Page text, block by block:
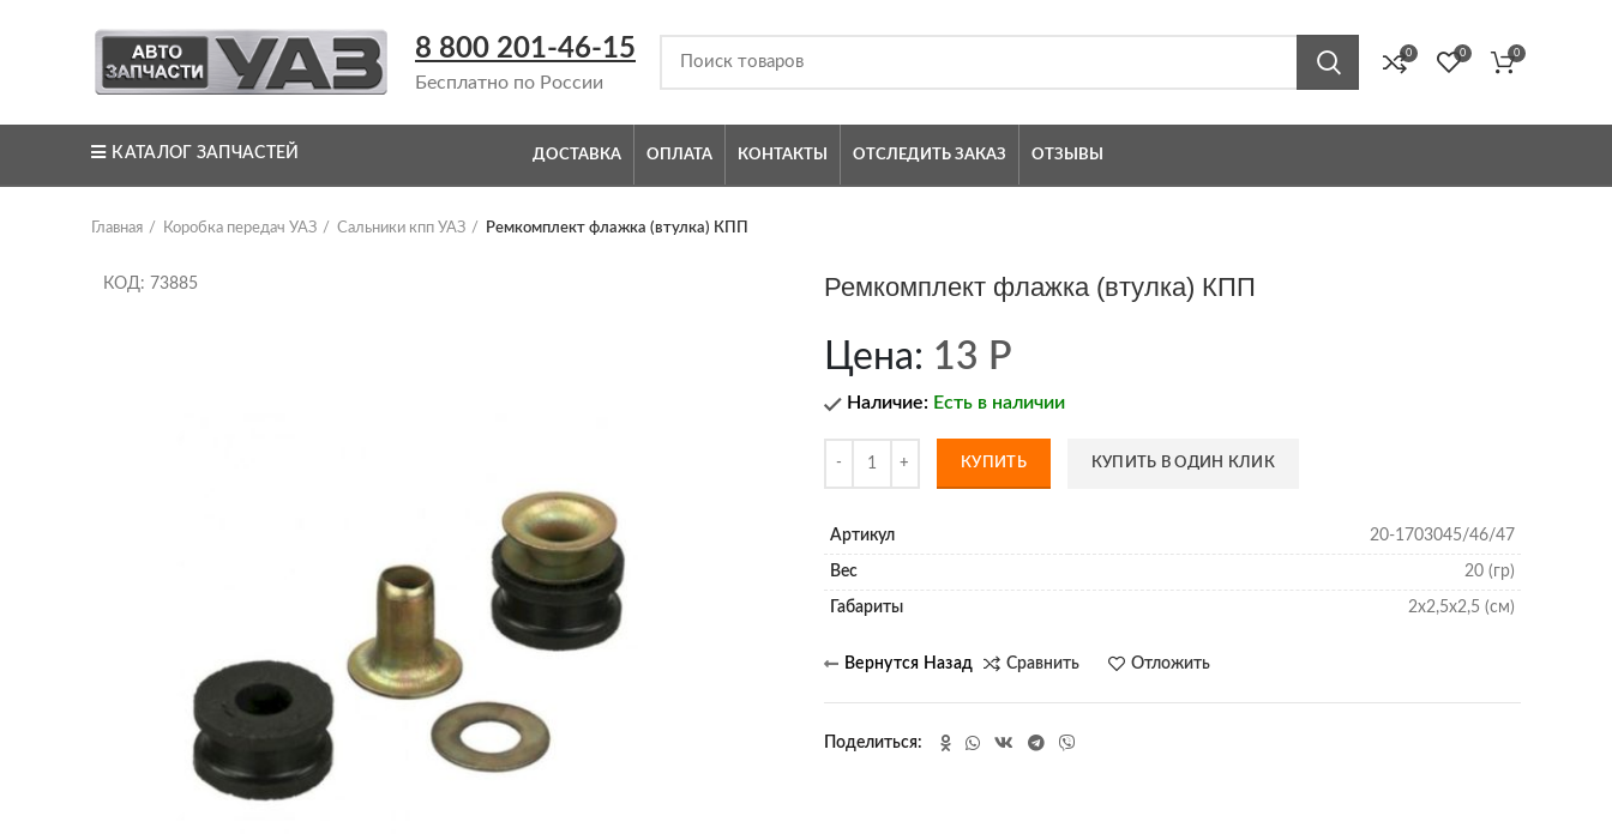
8 800 201-46-15
Бесплатно по России
0 0 0
КАТАЛОГ ЗАПЧАСТЕЙ ДОСТАВКА ОПЛАТА КОНТАКТЫ ОТСЛЕДИТЬ ЗАКАЗ ОТЗЫВЫ
Главная Коробка передач УАЗ Сальники кпп УАЗ Ремкомплект флажка (втулка) КПП
КОД: 73885 Ремкомплект флажка (втулка) КПП
Цена: 13 Р
Наличие: Есть в наличии
КУПИТЬ КУПИТЬ В ОДИН КЛИК
Артикул 20-1703045/46/47
Вес 20 (гр)
Габариты 2х2,5х2,5 (см)
Сравнить Отложить
Поделиться